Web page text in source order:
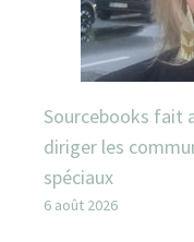
Sourcebooks fait
diriger les
spéciaux
6 août 2026